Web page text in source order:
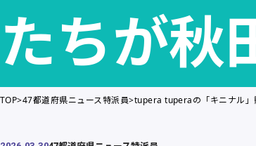
たちが秋
TOP 47都道府県ニュース特派員 tupera tuperaの「キニナル」